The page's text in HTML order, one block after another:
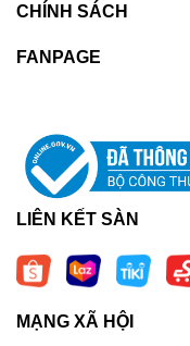
CHÍNH SÁCH
FANPAGE
LIÊN KẾT SÀN
MẠNG XÃ HỘI